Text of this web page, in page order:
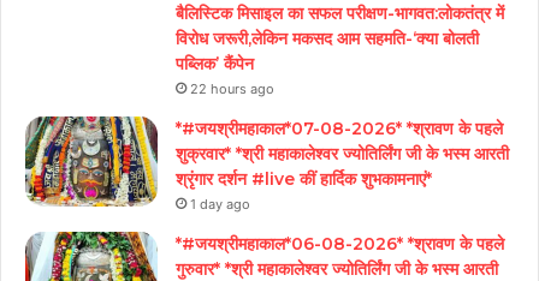
बैलिस्टिक मिसाइल का सफल परीक्षण-भागवत:लोकतंत्र में
विरोध जरूरी,लेकिन मकसद आम सहमति-‘क्या बोलती
पब्लिक’ कैंपेन
22 hours ago
*#जयश्रीमहाकाल*07-08-2026* *श्रावण के पहले
शुक्रवार* *श्री महाकालेश्वर ज्योतिर्लिंग जी के भस्म आरती
श्रृंगार दर्शन #live कीं हार्दिक शुभकामनाएं*
1 day ago
*#जयश्रीमहाकाल*06-08-2026* *श्रावण के पहले
गुरुवार* *श्री महाकालेश्वर ज्योतिर्लिंग जी के भस्म आरती